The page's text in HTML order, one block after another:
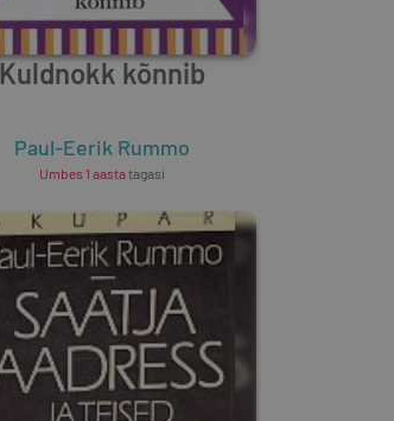
Kuldnokk kõnnib
Paul-Eerik Rummo
Umbes 1 aastatagasi